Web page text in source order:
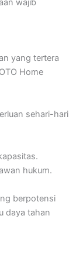
wajib
yang tertera
Home
sehari-hari
hukum.
berpotensi
daya tahan